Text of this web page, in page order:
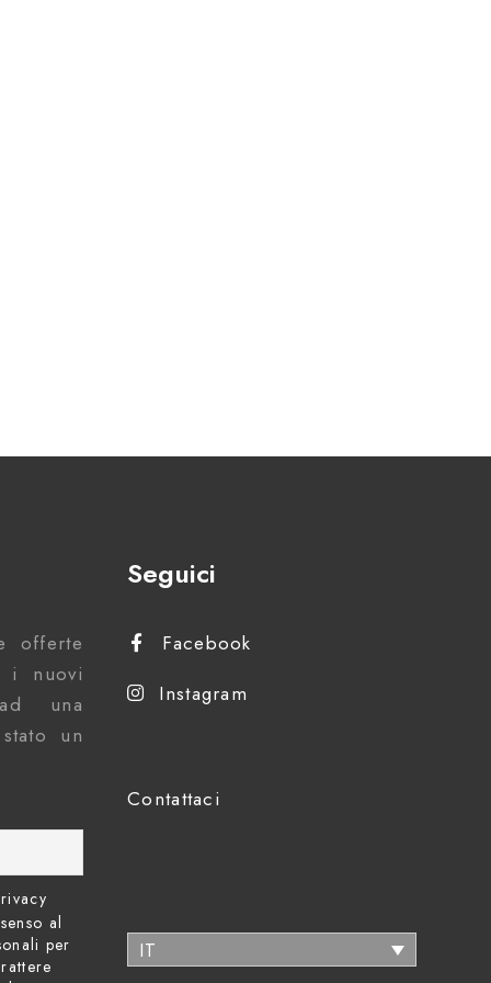
offerte
i nuovi
una
un
al
per
Seguici
Facebook
Instagram
Contattaci
IT